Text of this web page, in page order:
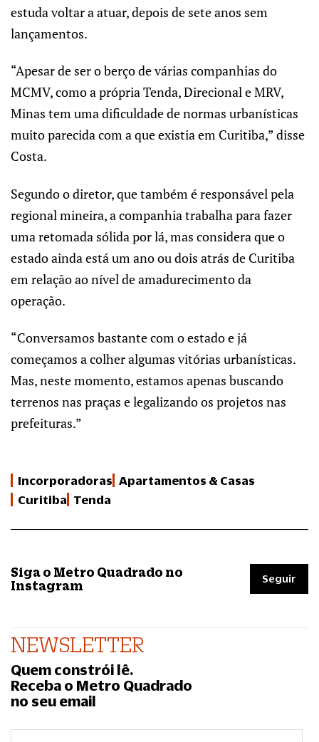
estuda voltar a atuar, depois de sete anos sem
lançamentos.
“Apesar de ser o berço de várias companhias do
MCMV, como a própria Tenda, Direcional e MRV,
Minas tem uma dificuldade de normas urbanísticas
muito parecida com a que existia em Curitiba,” disse
Costa.
Segundo o diretor, que também é responsável pela
regional mineira, a companhia trabalha para fazer
uma retomada sólida por lá, mas considera que o
estado ainda está um ano ou dois atrás de Curitiba
em relação ao nível de amadurecimento da
operação.
“Conversamos bastante com o estado e já
começamos a colher algumas vitórias urbanísticas.
Mas, neste momento, estamos apenas buscando
terrenos nas praças e legalizando os projetos nas
prefeituras.”
Incorporadoras Apartamentos & Casas
Curitiba Tenda
Siga o Metro Quadrado no
Instagram
Seguir
NEWSLETTER
Quem constrói lê.
Receba o Metro Quadrado
no seu email